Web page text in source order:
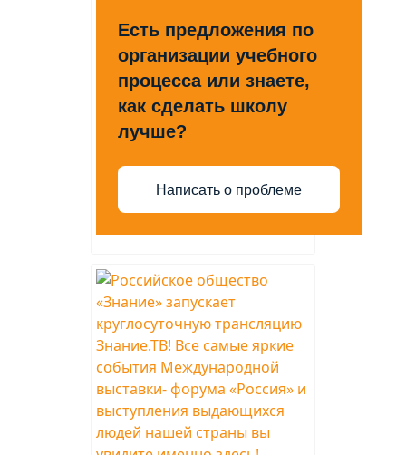
Есть предложения по
организации учебного
процесса или знаете,
как сделать школу
лучше?
Написать о проблеме